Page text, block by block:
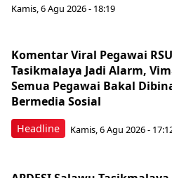
Kamis, 6 Agu 2026 - 18:19
Headline
Komentar Viral Pegawai
Tasikmalaya Jadi Alarm,
Semua Pegawai Bakal
Bermedia Sosial
Kamis, 6 Agu 2026 -